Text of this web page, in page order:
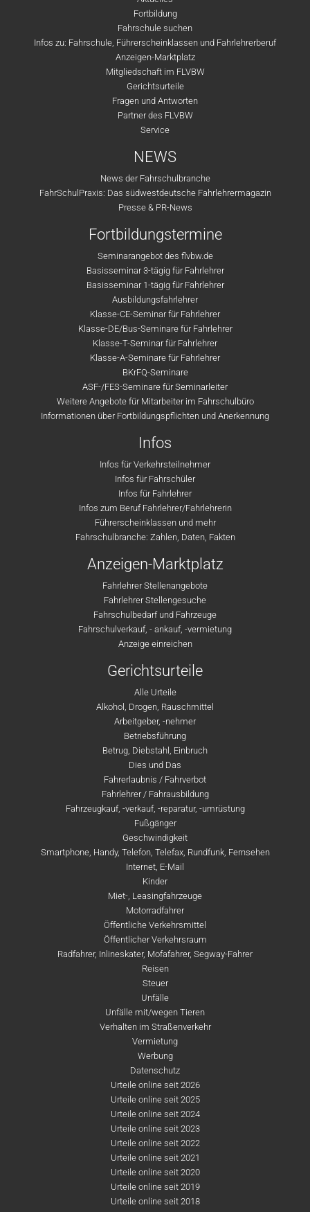
Fortbildung
Fahrschule suchen
Infos zu: Fahrschule, Führerscheinklassen und Fahrlehrerberuf
Anzeigen-Marktplatz
Mitgliedschaft im FLVBW
Gerichtsurteile
Fragen und Antworten
Partner des FLVBW
Service
NEWS
News der Fahrschulbranche
FahrSchulPraxis: Das südwestdeutsche Fahrlehrermagazin
Presse & PR-News
Fortbildungstermine
Seminarangebot des flvbw.de
Basisseminar 3-tägig für Fahrlehrer
Basisseminar 1-tägig für Fahrlehrer
Ausbildungsfahrlehrer
Klasse-CE-Seminar für Fahrlehrer
Klasse-DE/Bus-Seminare für Fahrlehrer
Klasse-T-Seminar für Fahrlehrer
Klasse-A-Seminare für Fahrlehrer
BKrFQ-Seminare
ASF-/FES-Seminare für Seminarleiter
Weitere Angebote für Mitarbeiter im Fahrschulbüro
Informationen über Fortbildungspflichten und Anerkennung
Infos
Infos für Verkehrsteilnehmer
Infos für Fahrschüler
Infos für Fahrlehrer
Infos zum Beruf Fahrlehrer/Fahrlehrerin
Führerscheinklassen und mehr
Fahrschulbranche: Zahlen, Daten, Fakten
Anzeigen-Marktplatz
Fahrlehrer Stellenangebote
Fahrlehrer Stellengesuche
Fahrschulbedarf und Fahrzeuge
Fahrschulverkauf, - ankauf, -vermietung
Anzeige einreichen
Gerichtsurteile
Alle Urteile
Alkohol, Drogen, Rauschmittel
Arbeitgeber, -nehmer
Betriebsführung
Betrug, Diebstahl, Einbruch
Dies und Das
Fahrerlaubnis / Fahrverbot
Fahrlehrer / Fahrausbildung
Fahrzeugkauf, -verkauf, -reparatur, -umrüstung
Fußgänger
Geschwindigkeit
Smartphone, Handy, Telefon, Telefax, Rundfunk, Fernsehen
Internet, E-Mail
Kinder
Miet-, Leasingfahrzeuge
Motorradfahrer
Öffentliche Verkehrsmittel
Öffentlicher Verkehrsraum
Radfahrer, Inlineskater, Mofafahrer, Segway-Fahrer
Reisen
Steuer
Unfälle
Unfälle mit/wegen Tieren
Verhalten im Straßenverkehr
Vermietung
Werbung
Datenschutz
Urteile online seit 2026
Urteile online seit 2025
Urteile online seit 2024
Urteile online seit 2023
Urteile online seit 2022
Urteile online seit 2021
Urteile online seit 2020
Urteile online seit 2019
Urteile online seit 2018